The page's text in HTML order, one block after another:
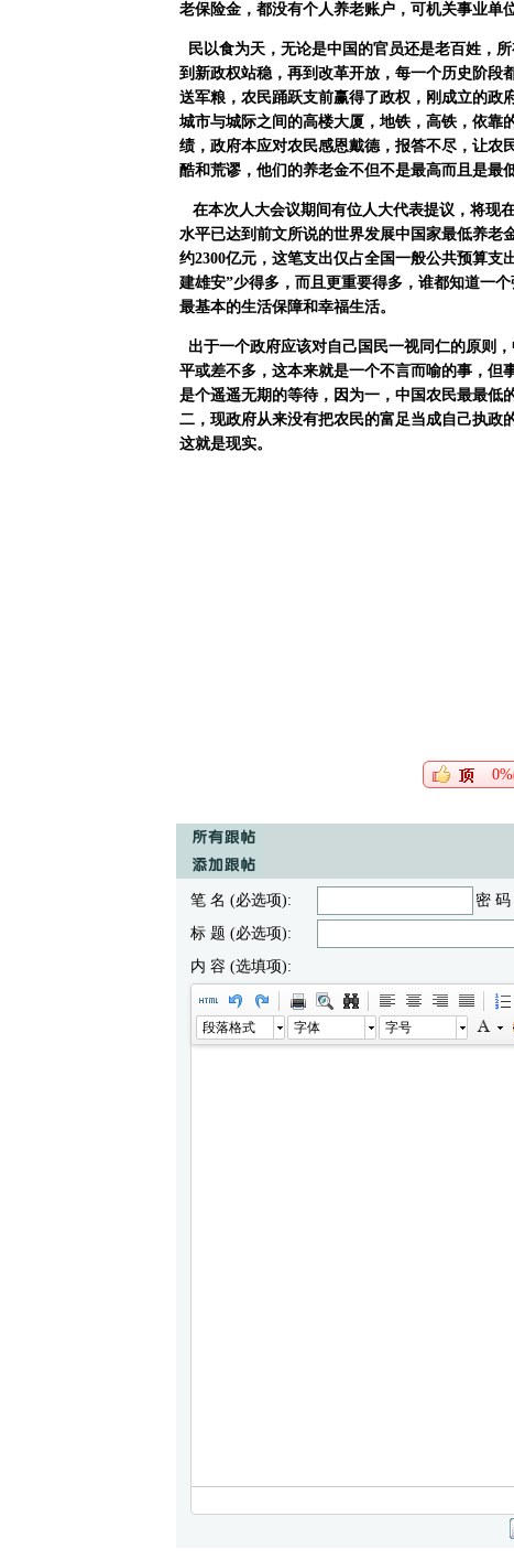
老保险金，都没有个人养老账户，可机关事业单
民以食为天，无论是中国的官员还是老百姓，
到新政权站稳，再到改革开放，每一个历史阶段
送军粮，农民踊跃支前赢得了政权，刚成立的政
城市与城际之间的高楼大厦，地铁，高铁，依靠
绩，政府本应对农民感恩戴德，报答不尽，让农
酷和荒谬，他们的养老金不但不是最高而且是最
在本次人大会议期间有位人大代表提议，将现
水平已达到前文所说的世界发展中国家最低养老
约2300亿元，这笔支出仅占全国一般公共预算支
建雄安”少得多，而且更重要得多，谁都知道一
最基本的生活保障和幸福生活。
出于一个政府应该对自己国民一视同仁的原则
平或差不多，这本来就是一个不言而喻的事，但
是个遥遥无期的等待，因为一，中国农民最最低
二，现政府从来没有把农民的富足当成自己执政
这就是现实。
笔 名 (必选项): 密
标 题 (必选项):
内 容 (选填项):
段落格式 字体 字号